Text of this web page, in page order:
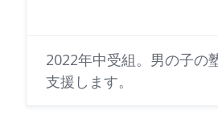
2022年中受組。男の子の
支援します。